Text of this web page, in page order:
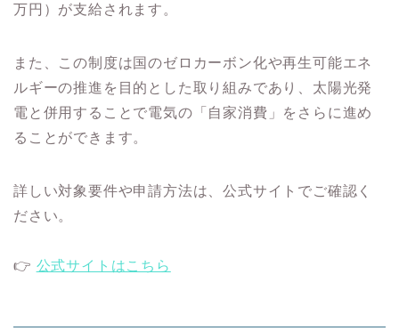
万円）が支給されます。
また、この制度は国のゼロカーボン化や再生可能エネ
ルギーの推進を目的とした取り組みであり、太陽光発
電と併用することで電気の「自家消費」をさらに進め
ることができます。
詳しい対象要件や申請方法は、公式サイトでご確認く
ださい。
👉 公式サイトはこちら